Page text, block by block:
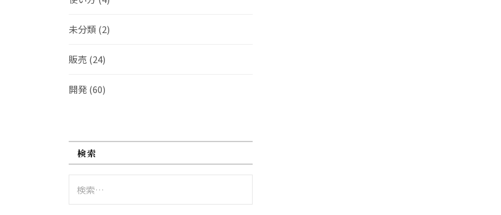
未分類 (2)
販売 (24)
開発(60)
検索
索: